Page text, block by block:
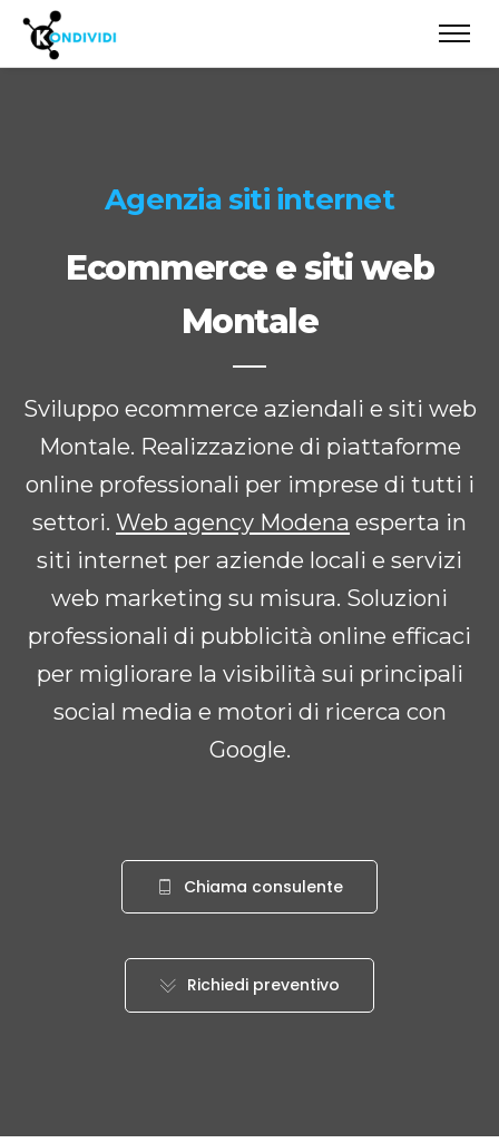
Agenzia siti internet
Ecommerce e siti web
Montale
Sviluppo ecommerce aziendali e siti web
Montale. Realizzazione di piattaforme
online professionali per imprese di tutti i
settori. Web agency Modena esperta in
siti internet per aziende locali e servizi
web marketing su misura. Soluzioni
professionali di pubblicità online efficaci
per migliorare la visibilità sui principali
social media e motori di ricerca con
Google.
Chiama consulente
Richiedi preventivo